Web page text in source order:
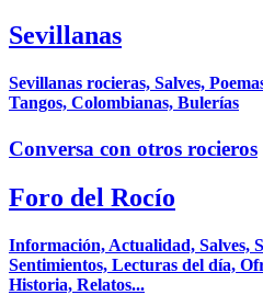
Sevillanas
Sevillanas rocieras, Salves,
Tangos, Colombianas, Bulerías
Conversa con otros rocieros
Foro del Rocío
Información, Actualidad, Salves,
Sentimientos, Lecturas del día,
Historia, Relatos...